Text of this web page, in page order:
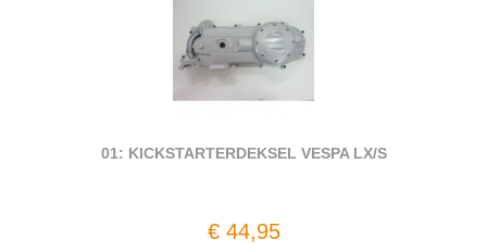
01: KICKSTARTERDEKSEL VESPA LX/S
€ 44,95